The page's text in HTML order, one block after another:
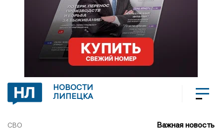
НОВОСТИ
ЛИПЕЦКА
СВО Важная новость